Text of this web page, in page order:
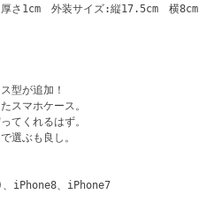
さ1cm 外装サイズ:縦17.5cm 横8cm
型が追加！
スマホケース。
てくれるはず。
選ぶも良し。
iPhone8、iPhone7